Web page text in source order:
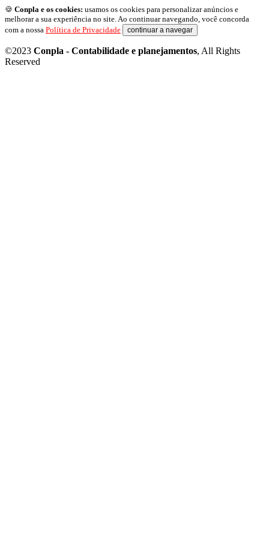
🍪 Conpla e os cookies: usamos os cookies para personalizar anúncios e
melhorar a sua experiência no site. Ao continuar navegando, você concorda
com a nossa Política de Privacidade continuar a navegar
©2023 Conpla - Contabilidade e planejamentos, All Rights
Reserved